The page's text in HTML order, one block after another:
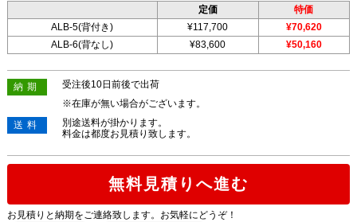
定価
特価
ALB-5(背付き)
¥117,700
¥70,620
ALB-6(背なし)
¥83,600 ¥50,160
納期
受注後10日前後で出荷
※在庫が無い場合がございます。
送料
別途送料が掛かります。
料金は都度お見積り致します。
無料見積りへ進む
お見積りと納期をご連絡致します。お気軽にどうぞ！